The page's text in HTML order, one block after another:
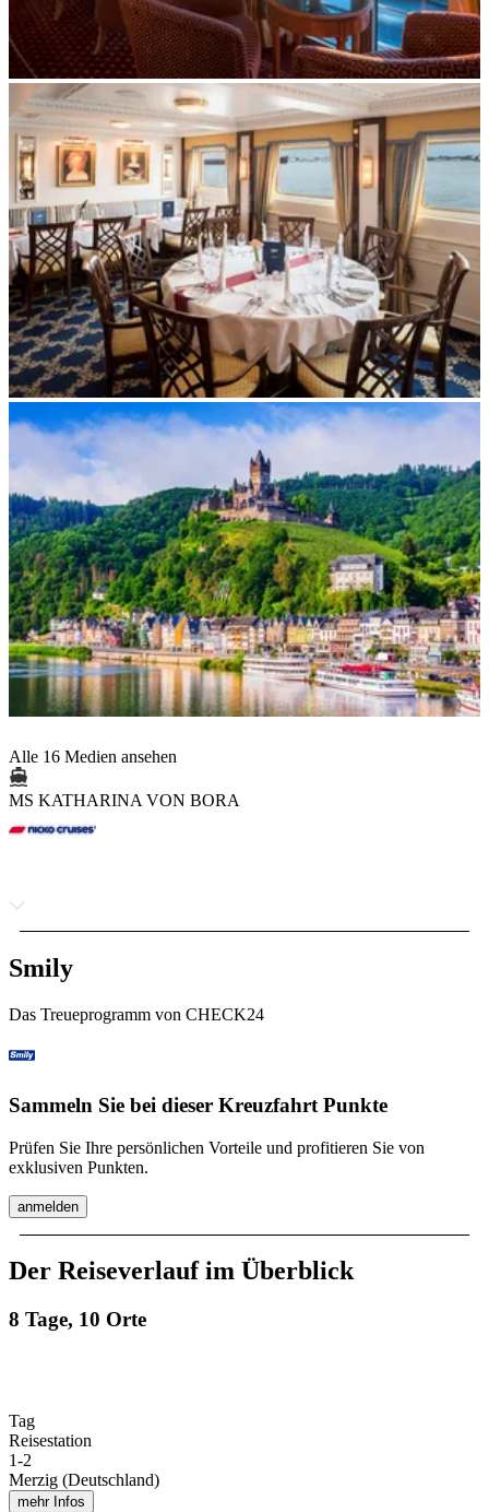
Alle 16 Medien ansehen
MS KATHARINA VON BORA
Smily
Das Treueprogramm von CHECK24
Sammeln Sie bei dieser Kreuzfahrt Punkte
Prüfen Sie Ihre persönlichen Vorteile und profitieren Sie von
exklusiven Punkten.
anmelden
Der Reiseverlauf im Überblick
8 Tage, 10 Orte
Tag
Reisestation
1-2
Merzig (Deutschland)
mehr Infos